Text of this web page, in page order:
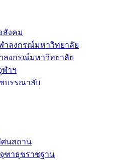
สังคม
าลงกรณ์มหาวิทยาลัย
ลงกรณ์มหาวิทยาลัย
ฬาฯ
บรรณาลัย
นสถาน
าธุชราชฐาน